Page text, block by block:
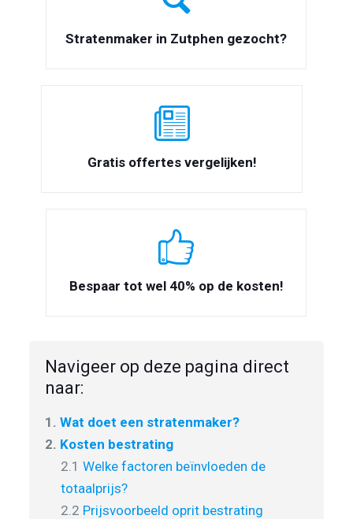
Stratenmaker in Zutphen gezocht?
Gratis offertes vergelijken!
Bespaar tot wel 40% op de kosten!
Navigeer op deze pagina direct
naar:
1. Wat doet een stratenmaker?
2. Kosten bestrating
2.1 Welke factoren beïnvloeden de
totaalprijs?
2.2 Prijsvoorbeeld oprit bestrating